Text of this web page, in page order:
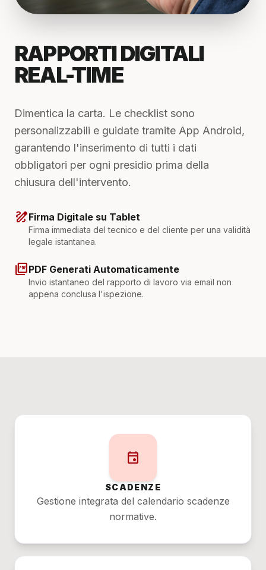
RAPPORTI DIGITALI
REAL-TIME
Dimentica la carta. Le checklist sono
personalizzabili e guidate tramite App Android,
garantendo l'inserimento di tutti i dati
obbligatori per ogni presidio prima della
chiusura dell'intervento.
drawFirma Digitale su Tablet
Firma immediata del tecnico e del cliente per una validità
legale istantanea.
picture_as_pdfPDF Generati Automaticamente
Invio istantaneo del rapporto di lavoro via email non
appena conclusa l'ispezione.
event
SCADENZE
Gestione integrata del calendario scadenze
normative.